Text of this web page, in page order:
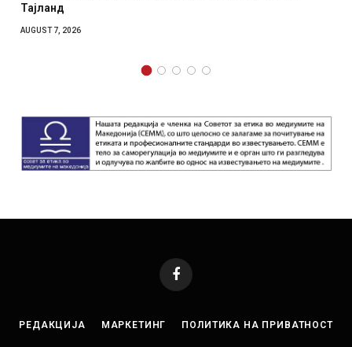
Facebook
РЕДАКЦИЈА МАРКЕТИНГ ПОЛИТИКА НА ПРИВАТНОСТ